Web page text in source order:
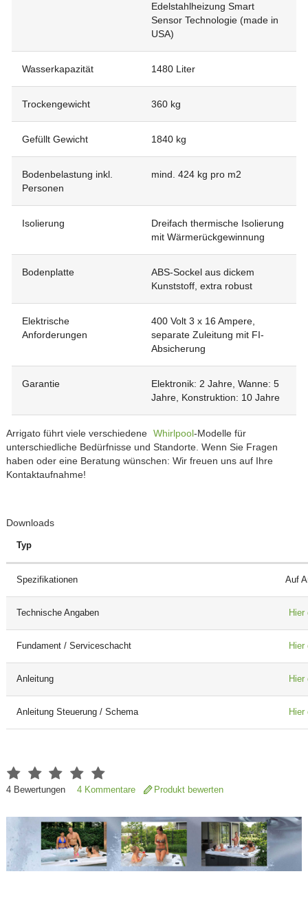
Edelstahlheizung Smart
Sensor Technologie (made in
USA)
Wasserkapazität 1480 Liter
Trockengewicht 360 kg
Gefüllt Gewicht 1840 kg
Bodenbelastung inkl.
Personen
mind. 424 kg pro m2
Isolierung
Dreifach thermische Isolierung
mit Wärmerückgewinnung
Bodenplatte
ABS-Sockel aus dickem
Kunststoff, extra robust
Elektrische
Anforderungen
400 Volt 3 x 16 Ampere,
separate Zuleitung mit FI-
Absicherung
Garantie
Elektronik: 2 Jahre, Wanne: 5
Jahre, Konstruktion: 10 Jahre
Arrigato führt viele verschiedene Whirlpool-Modelle für
unterschiedliche Bedürfnisse und Standorte. Wenn Sie Fragen
haben oder eine Beratung wünschen: Wir freuen uns auf Ihre
Kontaktaufnahme!
Downloads
Typ
Spezifikationen Auf
Technische Angaben Hier
Fundament / Serviceschacht Hier
Anleitung Hier
Anleitung Steuerung / Schema Hier
4Bewertungen 4 Kommentare Produkt bewerten